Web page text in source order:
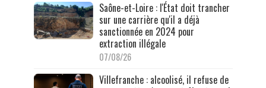
Saône-et-Loire : l'État doit trancher
sur une carrière qu'il a déjà
sanctionnée en 2024 pour
extraction illégale
07/08/26
Villefranche : alcoolisé, il refuse de